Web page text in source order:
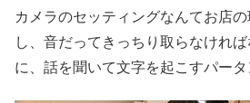
カメラのセッティングなんてお店
し、音だってきっちり取らなけれ
に、話を聞いて文字を起こすパータ